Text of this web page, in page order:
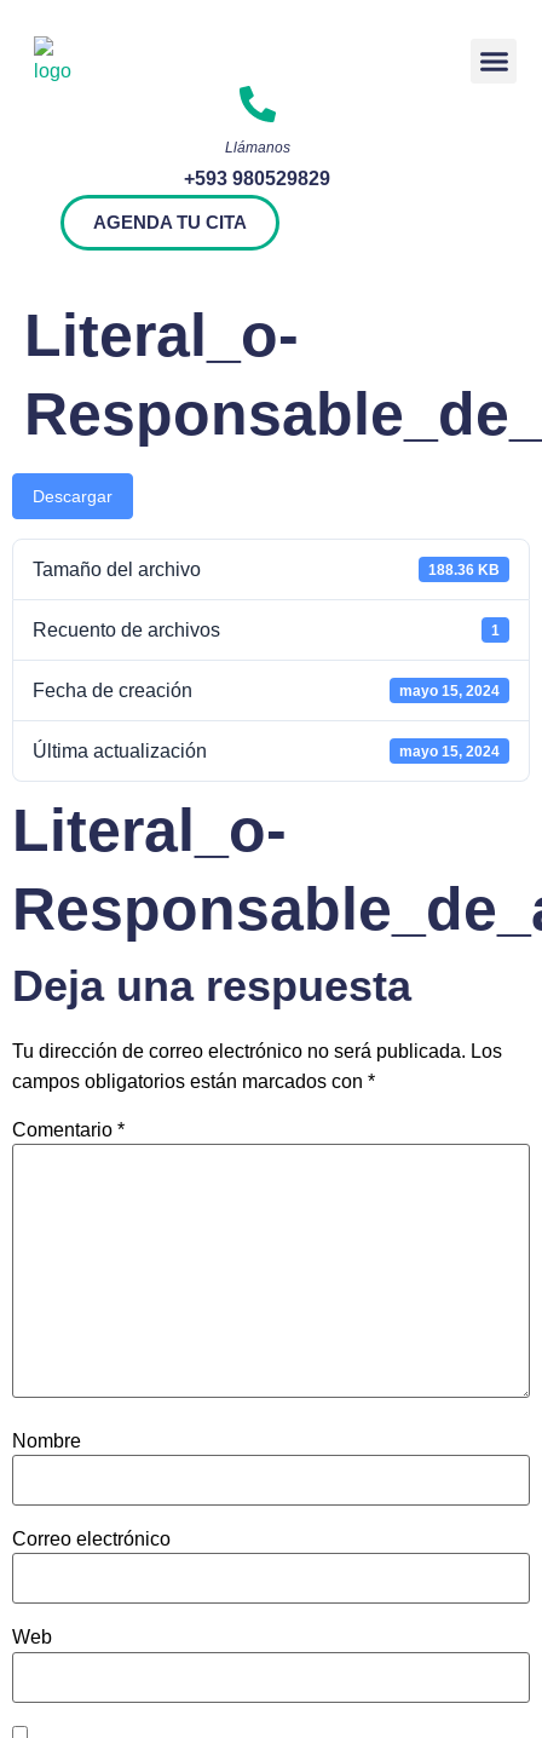
Llámanos
+593 980529829
AGENDA TU CITA
Literal_o-
Descargar
Tamaño del archivo 188.36 KB
Recuento de archivos 1
Fecha de creación mayo 15, 2024
Última actualización mayo 15, 2024
Literal_o-
Deja una respuesta
Tu dirección de correo electrónico no será publicada. Los
campos obligatorios están marcados con *
Comentario *
Nombre
Correo electrónico
Web